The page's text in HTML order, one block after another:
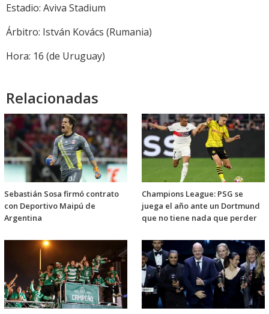
Estadio: Aviva Stadium
Árbitro: István Kovács (Rumania)
Hora: 16 (de Uruguay)
Relacionadas
Sebastián Sosa firmó contrato
con Deportivo Maipú de
Argentina
Champions League: PSG se
juega el año ante un Dortmund
que no tiene nada que perder